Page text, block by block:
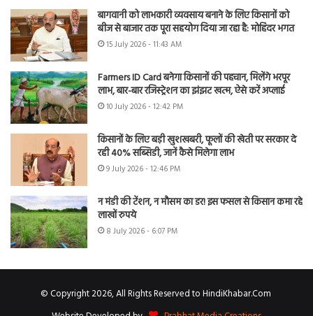
बागवानी को लाभकारी व्यवसाय बनाने के लिए किसानों को
बीज से बाजार तक पूरा सहयोग दिया जा रहा है: मोहिंदर भगत
15 July 2026 - 11:43 AM
Farmers ID Card बनेगा किसानों की पहचान, मिलेंगे भरपूर
लाभ, बार-बार रजिस्ट्रेशन का झंझट खत्म, ऐसे करें अप्लाई
10 July 2026 - 12:42 PM
किसानों के लिए बड़ी खुशखबरी, फूलों की खेती पर सरकार दे
रही 40% सब्सिडी, जानें कैसे मिलेगा लाभ
9 July 2026 - 12:46 PM
न मंडी की टेंशन, न मौसम का डर! इस फसल से किसान कमा रहे
लाखों रुपये
8 July 2026 - 6:07 PM
© Copyright 2026, All Rights Reserved to HindiKhabar.Com